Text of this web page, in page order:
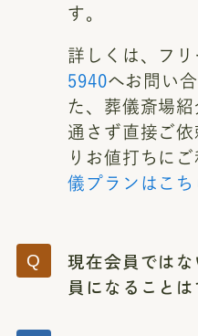
す。
詳しくは、フ
5940へお問い
た、葬儀斎場
通さず直接ご
りお値打ちに
儀プランはこち
現在会員では
員になること